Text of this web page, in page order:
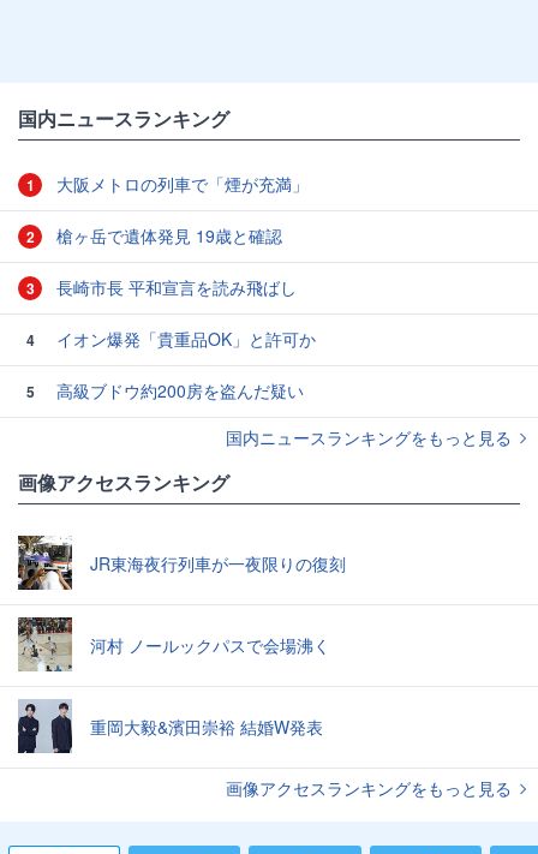
国内ニュースランキング
1 大阪メトロの列車で「煙が充満」
2 槍ヶ岳で遺体発見 19歳と確認
3 長崎市長 平和宣言を読み飛ばし
4 イオン爆発「貴重品OK」と許可か
5
高級ブドウ約200房を盗んだ疑い
国内ニュースランキングをもっと見る
画像アクセスランキング
JR東海夜行列車が一夜限りの復刻
河村 ノールックパスで会場沸く
重岡大毅&濱田崇裕 結婚W発表
画像アクセスランキングをもっと見る